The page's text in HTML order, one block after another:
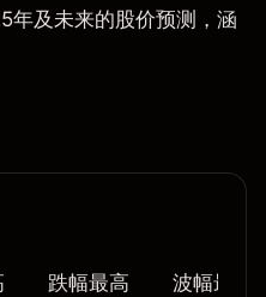
年及未来的股价预测，涵
跌幅最高 波幅最大